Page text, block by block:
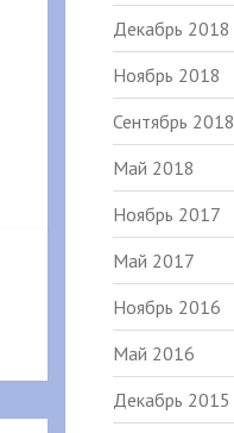
Декабрь 2018
Ноябрь 2018
Сентябрь 2018
Май 2018
Ноябрь 2017
Май 2017
Ноябрь 2016
Май 2016
Декабрь 2015